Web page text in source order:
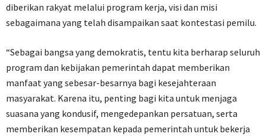
diberikan rakyat melalui program kerja, visi dan misi
sebagaimana yang telah disampaikan saat kontestasi pemilu.
“Sebagai bangsa yang demokratis, tentu kita berharap seluruh
program dan kebijakan pemerintah dapat memberikan
manfaat yang sebesar-besarnya bagi kesejahteraan
masyarakat. Karena itu, penting bagi kita untuk menjaga
suasana yang kondusif, mengedepankan persatuan, serta
memberikan kesempatan kepada pemerintah untuk bekerja